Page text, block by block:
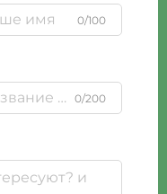
0/100
0/200